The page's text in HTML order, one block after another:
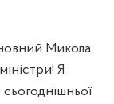
Микола
Я